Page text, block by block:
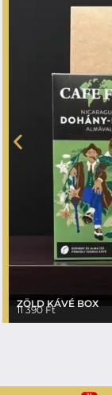
ZÖLD KÁVÉ BOX
11 390 Ft